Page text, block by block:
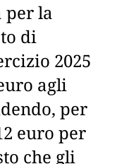
per la
di
2025
agli
per
euro per
che gli